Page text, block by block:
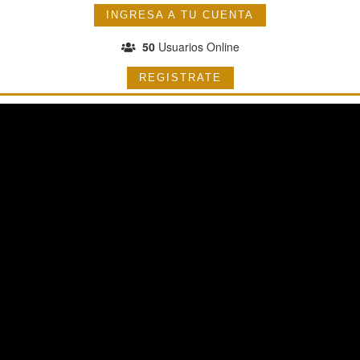
INGRESA A TU CUENTA
50Usuarios Online
REGISTRATE